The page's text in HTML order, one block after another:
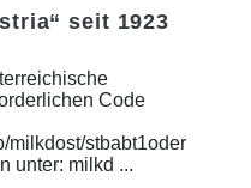
seit 1923
Code
milkdost/stbabt1oder
unter: milkd ...